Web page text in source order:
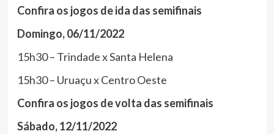
Confira os jogos de ida das semifinais
Domingo, 06/11/2022
15h30 – Trindade x Santa Helena
15h30 – Uruaçu x Centro Oeste
Confira os jogos de volta das semifinais
Sábado, 12/11/2022